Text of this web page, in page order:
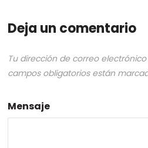
Deja un comentario
Tu dirección de correo
campos obligatorios están
Mensaje